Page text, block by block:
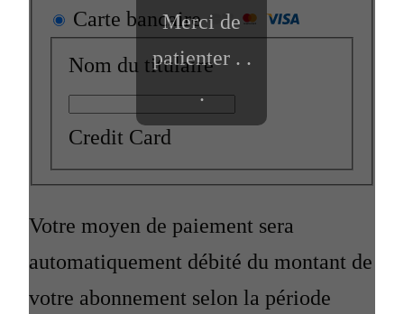
Carte bancaire
Nom du titulaire
Credit Card
Votre moyen de paiement sera
automatiquement débité du montant de
votre abonnement selon la période
Merci de
patienter . .
.